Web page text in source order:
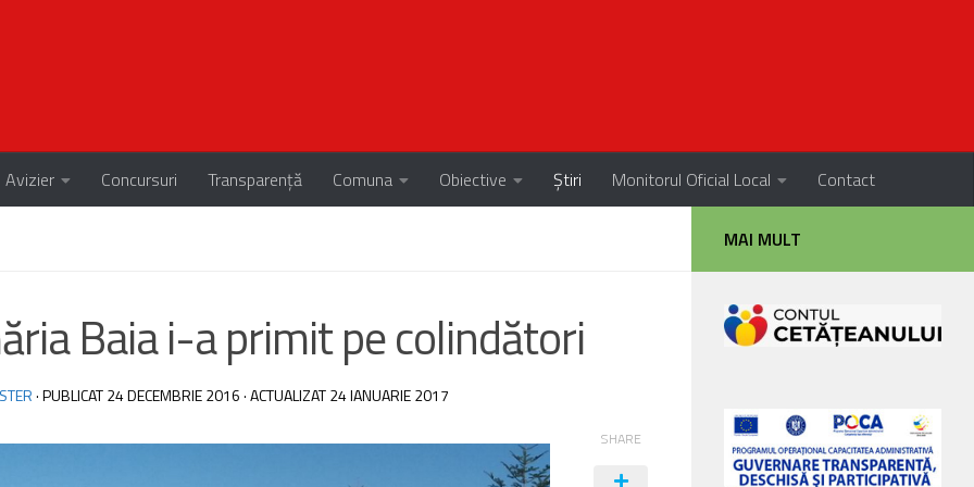
Avizier Concursuri Transparență Comuna Obiective Știri Monitorul Oficial Local Contact
Baia i-a primit pe colindători
· PUBLICAT24 DECEMBRIE 2016· ACTUALIZAT24 IANUARIE 2017
SHARE
MAI MULT